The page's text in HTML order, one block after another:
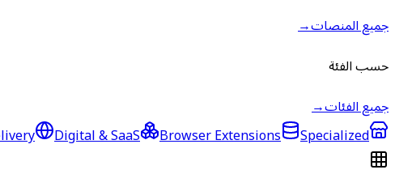
جميع المنصات→
حسب الفئة
جميع الفئات→
Digital & SaaS Browser Extensions Specialized